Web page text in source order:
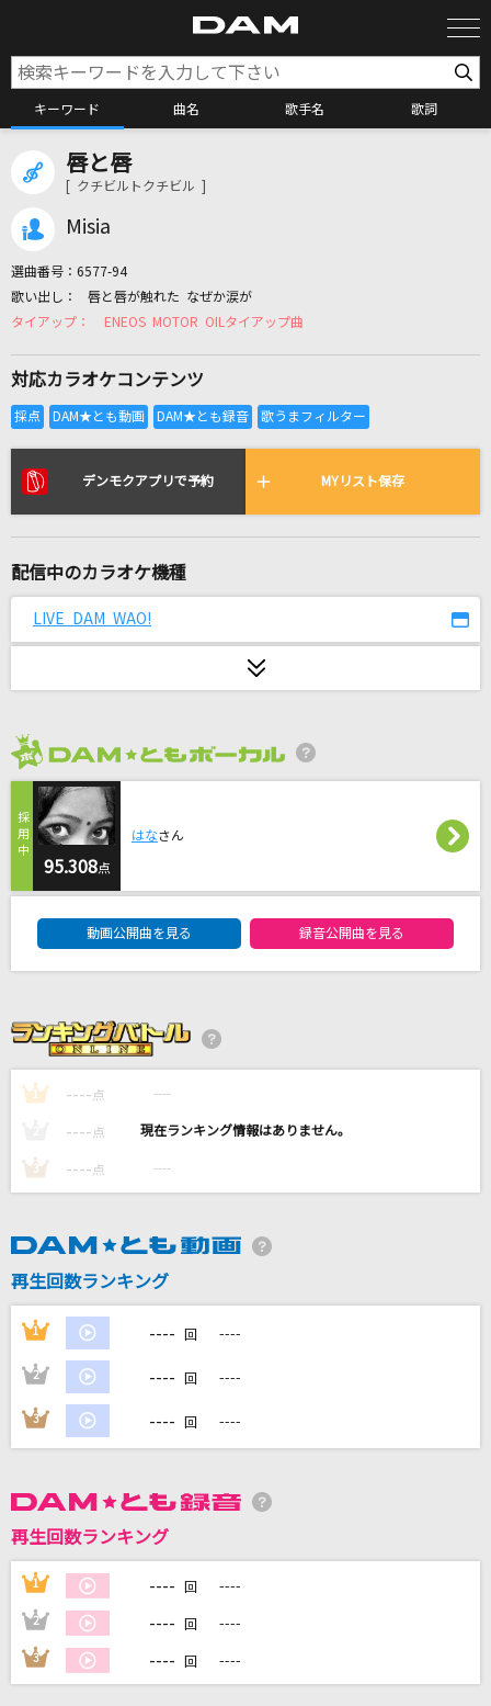
キーワード 曲名 歌手名 歌詞
カラオケリクエスト
リアルタイムで歌われている曲の一覧
[生音]ひまわりの約束
[生音]TONIGHT
LUNA SEA
ホラークイーン
ファントムシータ
サマーナイトタウン
モーニング娘。
くちづけ
BUCK-TICK
SUPER BEAVER
MONDO PIECE
魅惑のカレイド
宮川愛李
ホウキ雲
RYTHEM
DAMに会員登録・ログインして
唇と唇
[ クチビルトクチビル ]
Misia
選曲番号： 6577-94
唇と唇が触れた なぜか涙が
ENEOS MOTOR OILタイアップ曲
対応カラオケコンテンツ
デンモクアプリで予約 MYリスト保存
配信中のカラオケ機種
LIVE DAM WAO!
95.308点
はなさん
動画公開曲を見る 録音公開曲を見る
1 ---- 点 ----
---- 点 ----
3 ---- 点 ----
再生回数ランキング
1 ---- 回 ----
2 ---- 回 ----
3 ---- 回 ----
再生回数ランキング
1 ---- 回 ----
2 ---- 回 ----
3 ---- 回 ----